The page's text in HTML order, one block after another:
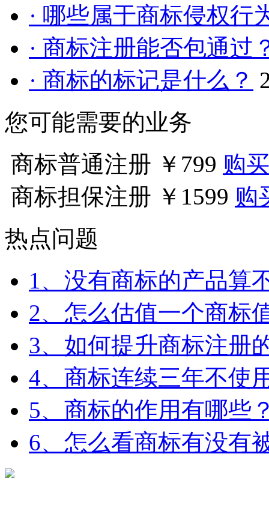
· 哪些属于商标侵权行
· 商标注册能否包通过
· 商标的标记是什么？
您可能需要的业务
商标普通注册 ￥799 购买
商标担保注册 ￥1599 购
热点问题
1、没有商标的产品算
2、怎么估值一个商标
3、如何提升商标注册
4、商标连续三年不使
5、商标的作用有哪些
6、怎么看商标有没有